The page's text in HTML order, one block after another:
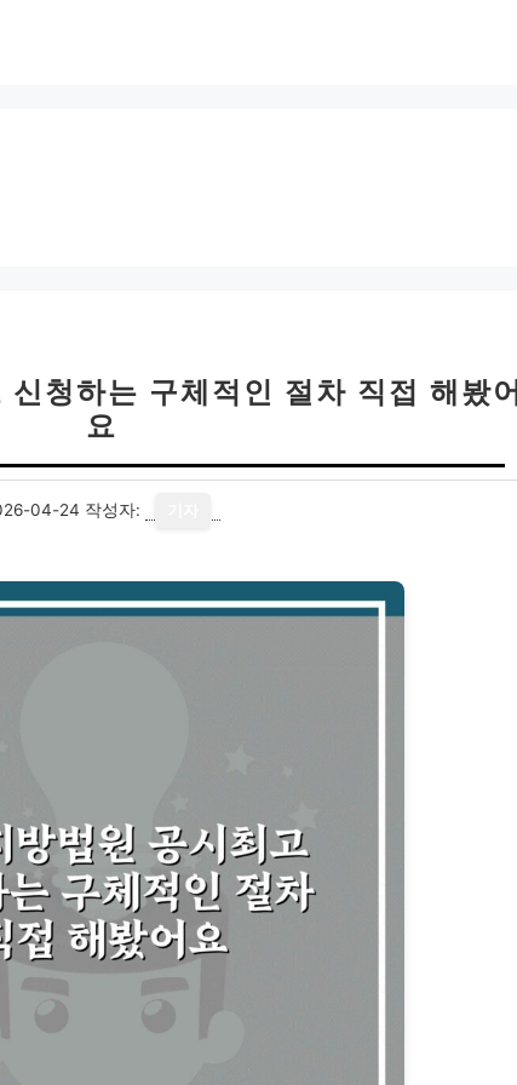
청하는 구체적인 절차 직접 해봤어
요
04-24 작성자: